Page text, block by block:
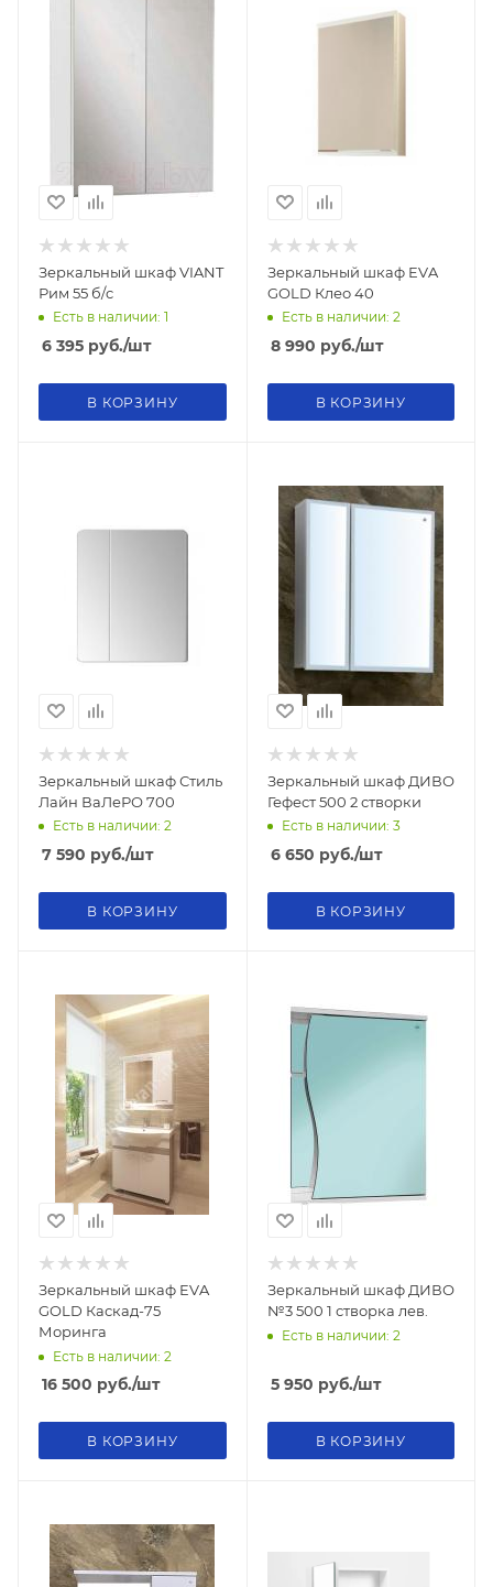
Зеркальный шкаф VIANT
Рим 55 б/c
Есть в наличии: 1
6 395 руб./шт
В КОРЗИНУ
Зеркальный шкаф EVA
GOLD Клео 40
Есть в наличии: 2
8 990 руб./шт
В КОРЗИНУ
Зеркальный шкаф Стиль
Лайн ВаЛеРО 700
Есть в наличии: 2
7 590 руб./шт
В КОРЗИНУ
Зеркальный шкаф ДИВО
Гефест 500 2 створки
Есть в наличии: 3
6 650 руб./шт
В КОРЗИНУ
Зеркальный шкаф EVA
GOLD Каскад-75
Моринга
Есть в наличии: 2
16 500 руб./шт
В КОРЗИНУ
Зеркальный шкаф ДИВО
№3 500 1 створка лев.
Есть в наличии: 2
5 950 руб./шт
В КОРЗИНУ